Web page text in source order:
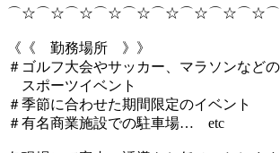
《《 勤務場所 》》
＃ゴルフ大会やサッカー、マラソンなどの
スポーツイベント
＃季節に合わせた期間限定のイベント
＃有名商業施設での駐車場… etc